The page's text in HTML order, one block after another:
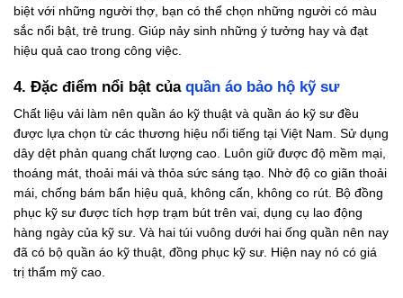
biệt với những người thợ, bạn có thể chọn những người có màu
sắc nổi bật, trẻ trung. Giúp nảy sinh những ý tưởng hay và đạt
hiệu quả cao trong công việc.
4. Đặc điểm nổi bật của quần áo bảo hộ kỹ sư
Chất liệu vải làm nên quần áo kỹ thuật và quần áo kỹ sư đều
được lựa chọn từ các thương hiệu nổi tiếng tại Việt Nam. Sử dụng
dây dệt phản quang chất lượng cao. Luôn giữ được độ mềm mại,
thoáng mát, thoải mái và thỏa sức sáng tạo. Nhờ độ co giãn thoải
mái, chống bám bẩn hiệu quả, không cấn, không co rút. Bộ đồng
phục kỹ sư được tích hợp trạm bút trên vai, dụng cụ lao động
hàng ngày của kỹ sư. Và hai túi vuông dưới hai ống quần nên nay
đã có bộ quần áo kỹ thuật, đồng phục kỹ sư. Hiện nay nó có giá
trị thẩm mỹ cao.